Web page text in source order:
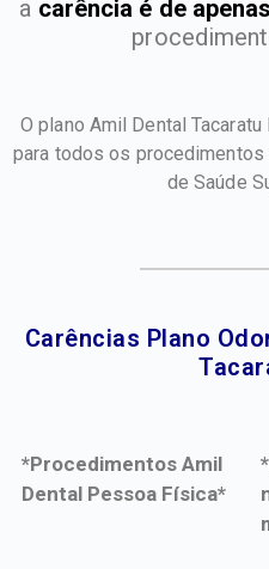
a carência é de
O plano Amil Dental
para todos os
de Saúde
Carências Plano
*Procedimentos Amil
Dental Pessoa Física*